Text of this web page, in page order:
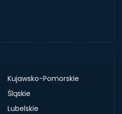
Kujawsko-Pomorskie
Śląskie
Lubelskie